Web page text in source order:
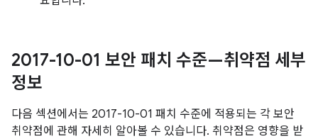
2017-10-01 보안 패치 수준—취약점 세부
정보
다음 섹션에서는 2017-10-01 패치 수준에 적용되는 각 보안
취약점에 관해 자세히 알아볼 수 있습니다. 취약점은 영향을 받